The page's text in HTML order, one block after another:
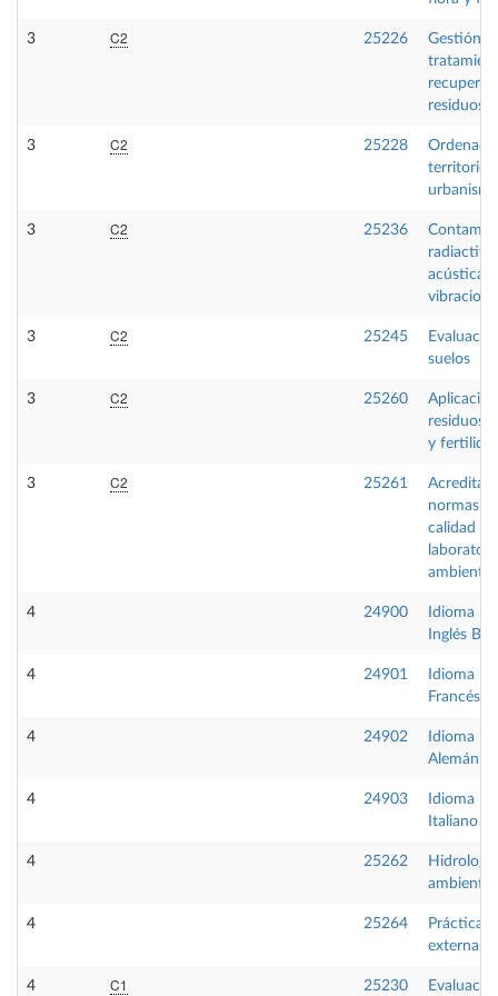
3 C2 25226
Gestión,
residuos
3 C2 25228
territorio
3 C2 25236
radiactiva,
acústica
3 C2 25245
suelos
3 C2 25260
residuos
y
3 C2 25261
normas
calidad en
4 24900
Idioma
Inglés B1
4 24901
Idioma
Francés
4 24902
Idioma
Alemán
4 24903
Idioma
Italiano
4 25262
Hidrología
ambiental
4 25264
Prácticas
externas
4 C1 25230